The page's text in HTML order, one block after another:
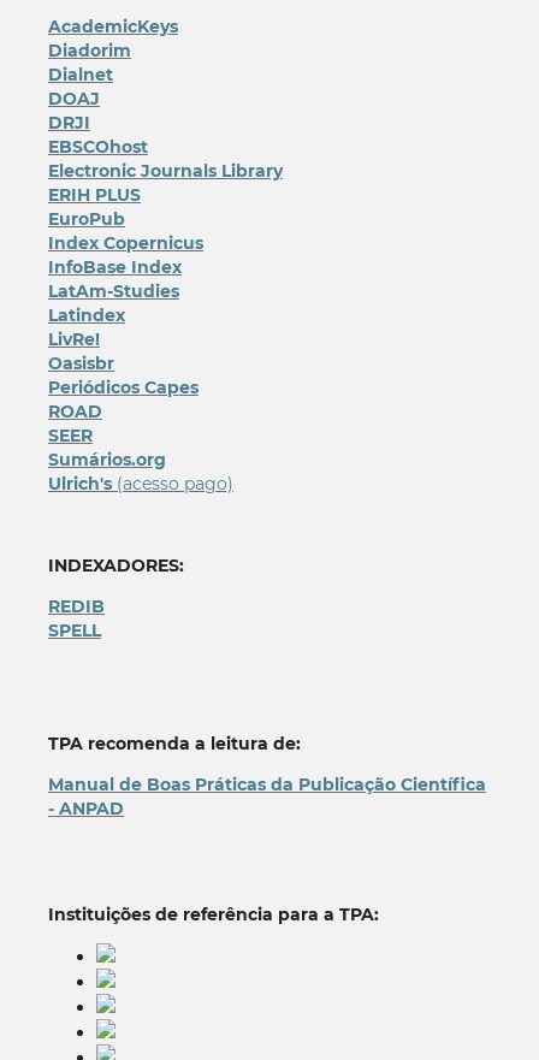
AcademicKeys
Diadorim
Dialnet
DOAJ
DRJI
EBSCOhost
Electronic Journals Library
ERIH PLUS
EuroPub
Index Copernicus
InfoBase Index
LatAm-Studies
Latindex
LivRe!
Oasisbr
Periódicos Capes
ROAD
SEER
Sumários.org
Ulrich's(acesso pago)
INDEXADORES:
REDIB
SPELL
TPA recomenda a leitura de:
Manual de Boas Práticas da Publicação Científica
- ANPAD
Instituições de referência para a TPA: